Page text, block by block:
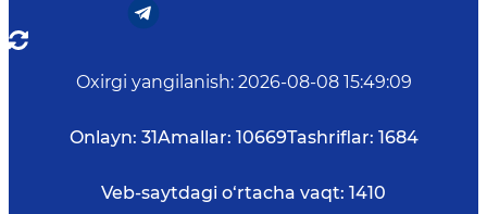
Oxirgi yangilanish: 2026-08-08 15:49:09
Onlayn: 31Amallar: 10669Tashriflar: 1684
Veb-saytdagi o‘rtacha vaqt: 1410